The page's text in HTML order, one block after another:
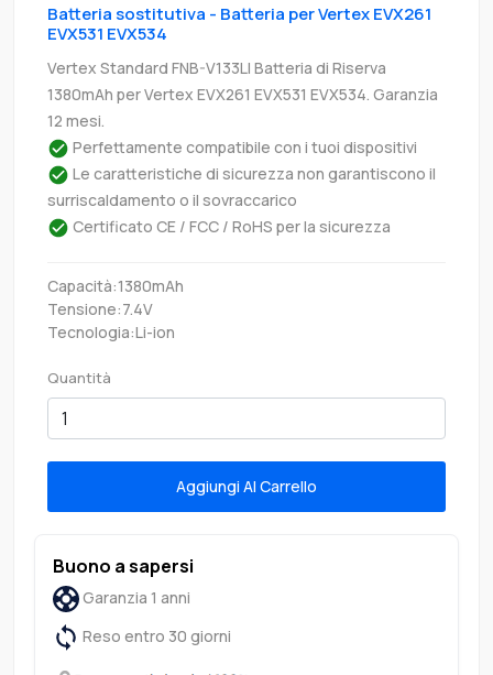
Batteria sostitutiva - Batteria per Vertex EVX261
EVX531 EVX534
Vertex Standard FNB-V133LI Batteria di Riserva
1380mAh per Vertex EVX261 EVX531 EVX534. Garanzia
12 mesi.
Perfettamente compatibile con i tuoi dispositivi
Le caratteristiche di sicurezza non garantiscono il
surriscaldamento o il sovraccarico
Certificato CE / FCC / RoHS per la sicurezza
Capacità:1380mAh
Tensione:7.4V
Tecnologia:Li-ion
Quantità
Aggiungi Al Carrello
Buono a sapersi
Garanzia 1 anni
Reso entro 30 giorni